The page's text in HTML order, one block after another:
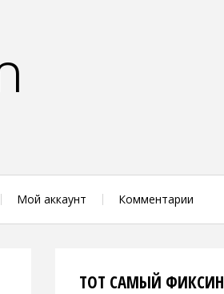
Мой аккаунт Комментарии
ТОТ САМЫЙ ФИКСИН